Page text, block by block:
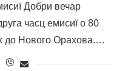
Добри вечар
часц емисиї о 80
до Нового Орахова.…